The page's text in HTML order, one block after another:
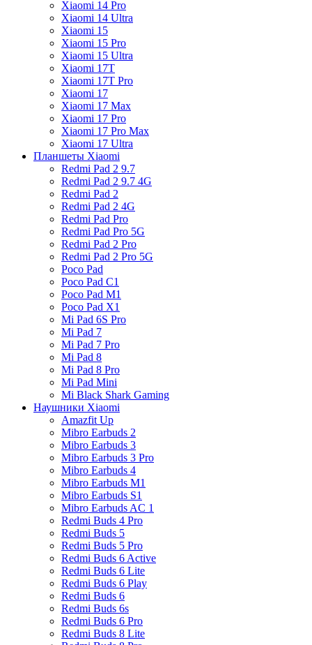
Xiaomi 14 Pro
Xiaomi 14 Ultra
Xiaomi 15
Xiaomi 15 Pro
Xiaomi 15 Ultra
Xiaomi 17T
Xiaomi 17T Pro
Xiaomi 17
Xiaomi 17 Max
Xiaomi 17 Pro
Xiaomi 17 Pro Max
Xiaomi 17 Ultra
Планшеты Xiaomi
Redmi Pad 2 9.7
Redmi Pad 2 9.7 4G
Redmi Pad 2
Redmi Pad 2 4G
Redmi Pad Pro
Redmi Pad Pro 5G
Redmi Pad 2 Pro
Redmi Pad 2 Pro 5G
Poco Pad
Poco Pad C1
Poco Pad M1
Poco Pad X1
Mi Pad 6S Pro
Mi Pad 7
Mi Pad 7 Pro
Mi Pad 8
Mi Pad 8 Pro
Mi Pad Mini
Mi Black Shark Gaming
Наушники Xiaomi
Amazfit Up
Mibro Earbuds 2
Mibro Earbuds 3
Mibro Earbuds 3 Pro
Mibro Earbuds 4
Mibro Earbuds M1
Mibro Earbuds S1
Mibro Earbuds AC 1
Redmi Buds 4 Pro
Redmi Buds 5
Redmi Buds 5 Pro
Redmi Buds 6 Active
Redmi Buds 6 Lite
Redmi Buds 6 Play
Redmi Buds 6
Redmi Buds 6s
Redmi Buds 6 Pro
Redmi Buds 8 Lite